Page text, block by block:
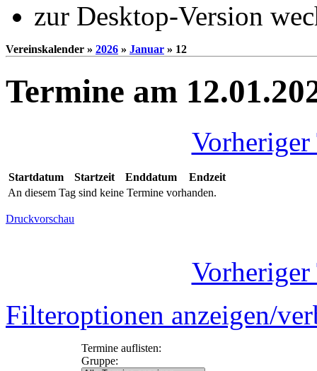
zur Desktop-Version
Vereinskalender » 2026 » Januar » 12
Termine am
Vorheriger
Startdatum Startzeit Enddatum
Endzeit
An diesem Tag sind keine Termine vorhanden.
Druckvorschau
Vorheriger
Filteroptionen anzeigen/
Termine auflisten:
Gruppe: